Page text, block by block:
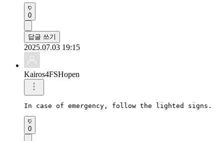
0
답글 쓰기
2025.07.03 19:15
Kairos4FSHopen
In case of emergency, follow the lighted signs.
0